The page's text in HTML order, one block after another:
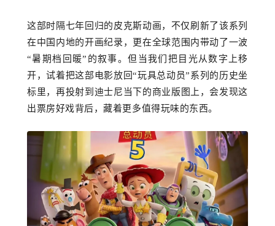
这部时隔七年回归的皮克斯动画，不仅刷新了该系列
在中国内地的开画纪录，更在全球范围内带动了一波
“暑期档回暖”的叙事。但当我们把目光从数字 上移
开，试着把这部电影放回“玩具总动员”系列的历史坐
标里，再投射到迪士尼当下的商业版图上，会发现这
出票房好戏背后，藏着更多值得玩味的东西。